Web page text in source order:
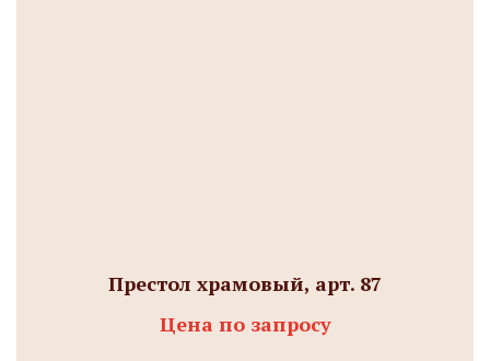
Престол храмовый, арт. 87
Цена по запросу